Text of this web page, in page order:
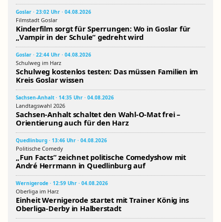
Goslar · 23:02 Uhr · 04.08.2026
Filmstadt Goslar
Kinderfilm sorgt für Sperrungen: Wo in Goslar für
„Vampir in der Schule“ gedreht wird
Goslar · 22:44 Uhr · 04.08.2026
Schulweg im Harz
Schulweg kostenlos testen: Das müssen Familien im
Kreis Goslar wissen
Sachsen-Anhalt · 14:35 Uhr · 04.08.2026
Landtagswahl 2026
Sachsen-Anhalt schaltet den Wahl-O-Mat frei –
Orientierung auch für den Harz
Quedlinburg · 13:46 Uhr · 04.08.2026
Politische Comedy
„Fun Facts“ zeichnet politische Comedyshow mit
André Herrmann in Quedlinburg auf
Wernigerode · 12:59 Uhr · 04.08.2026
Oberliga im Harz
Einheit Wernigerode startet mit Trainer König ins
Oberliga-Derby in Halberstadt